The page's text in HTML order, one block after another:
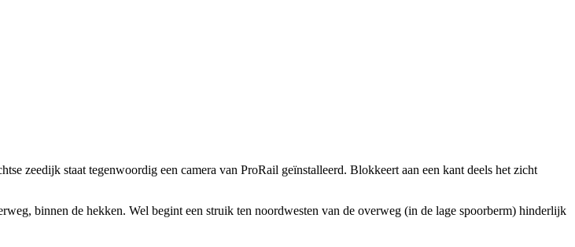
zeedijk staat tegenwoordig een camera van ProRail geïnstalleerd. Blokkeert aan een kant deels het zicht
binnen de hekken. Wel begint een struik ten noordwesten van de overweg (in de lage spoorberm) hinderlijk